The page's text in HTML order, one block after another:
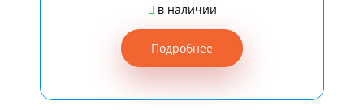
в наличии
Подробнее